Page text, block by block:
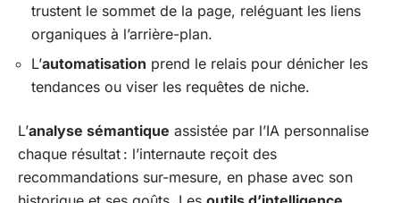
trustent le sommet de la page, reléguant les liens
organiques à l’arrière-plan.
L’automatisation prend le relais pour dénicher les
tendances ou viser les requêtes de niche.
L’analyse sémantique assistée par l’IA personnalise
chaque résultat : l’internaute reçoit des
recommandations sur-mesure, en phase avec son